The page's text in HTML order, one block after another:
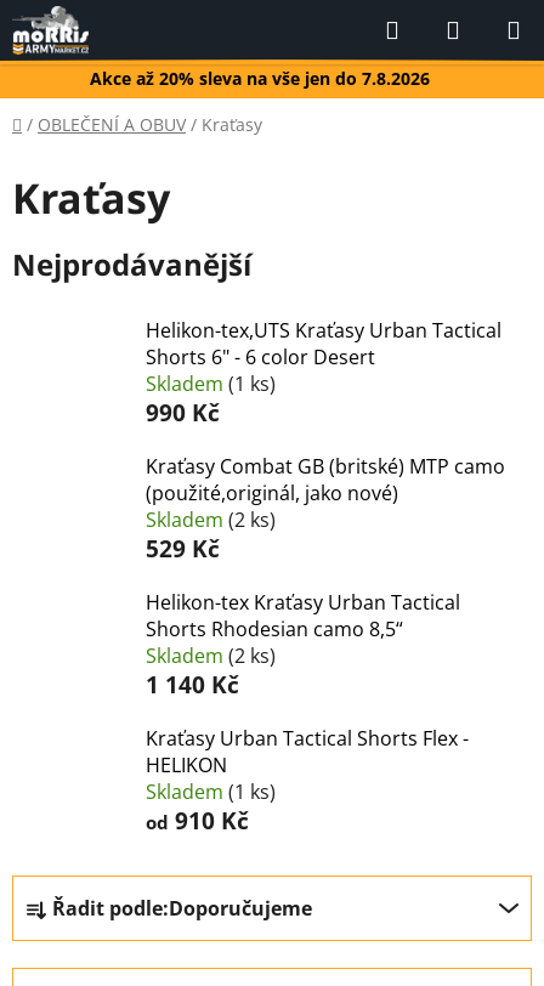
Přejít
na
obsah
Akce až 20% sleva na vše jen do 7.8.2026
Hledat
KOŠÍK
Domů
/ OBLEČENÍ A OBUV / Kraťasy
Kraťasy
Nejprodávanější
Helikon-tex,UTS Kraťasy Urban Tactical
Shorts 6" - 6 color Desert
Skladem (1 ks)
990 Kč
Kraťasy Combat GB (britské) MTP camo
(použité,originál, jako nové)
Skladem (2 ks)
529 Kč
Helikon-tex Kraťasy Urban Tactical
Shorts Rhodesian camo 8,5“
Skladem (2 ks)
1 140 Kč
Kraťasy Urban Tactical Shorts Flex -
HELIKON
Skladem (1 ks)
od 910 Kč
Ř
a
z
Řadit podle:Doporučujeme